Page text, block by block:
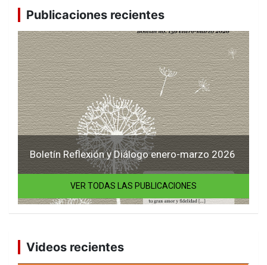
Publicaciones recientes
Boletín Reflexión y Diálogo enero-marzo 2026
VER TODAS LAS PUBLICACIONES
Videos recientes